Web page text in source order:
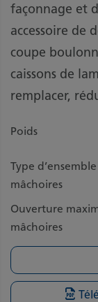
façonnage et
accessoire de
coupe
caissons de
remplacer,
Poids
Type
mâchoires
Ouverture
mâchoires